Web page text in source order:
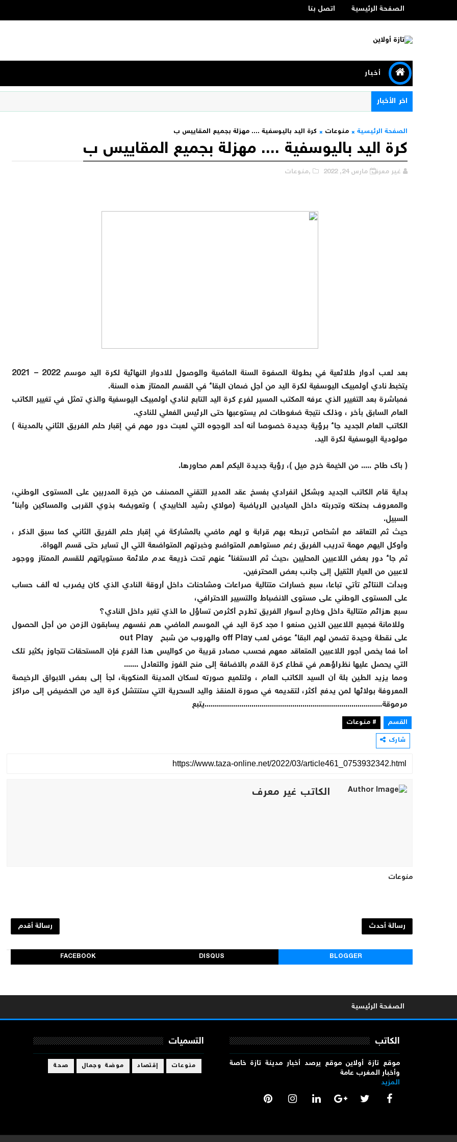
الصفحة الرئيسية اتصل بنا
أخبار
اخر الأخبار
الصفحة الرئيسية منوعات كرة اليد باليوسفية .... مهزلة بجميع المقاييس ب
كرة اليد باليوسفية .... مهزلة بجميع المقاييس ب
غير معرف مارس 24, 2022 ,منوعات
بعد لعب أدوار طلائعية في بطولة الصفوة السنة الماضية والوصول للادوار النهائية لكرة اليد موسم 2022 – 2021
يتخبط نادي أولمبيك اليوسفية لكرة اليد من أجل ضمان البقاء في القسم الممتاز هذه السنة.
فمباشرة بعد التغيير الذي عرفه المكتب المسير لفرع كرة اليد التابع لنادي أولمبيك اليوسفية والذي تمثل في تغيير الكاتب
العام السابق بأخر ، وذلك نتيجة ضغوطات لم يستوعبها حتى الرئيس الفعلي للنادي.
الكاتب العام الجديد جاء برؤية جديدة خصوصا أنه أحد الوجوه التي لعبت دور مهم في إقبار حلم الفريق الثاني بالمدينة )
مولودية اليوسفية لكرة اليد.
( باك طاح ..... من الخيمة خرج ميل )، رؤية جديدة اليكم أهم محاورها.
بداية قام الكاتب الجديد وبشكل انفرادي بفسخ عقد المدير التقني المصنف من خيرة المدربين على المستوى الوطني،
والمعروف بحنكته وتجربته داخل الميادين الرياضية (مولاي رشيد الخابيدي ) وتعويضه بذوي القربى والمساكين وأبناء
السبيل.
حيث ثم التعاقد مع أشخاص تربطه بهم قرابة و لهم ماضي بالمشاركة في إقبار حلم الفريق الثاني كما سبق الذكر ،
وأوكل اليهم مهمة تدريب الفريق رغم مستواهم المتواضع وخبرتهم المتواضعة التي ال تساير حتى قسم الهواة.
ثم جاء دور بعض اللاعبين المحليين ،حيث ثم الاستغناء عنهم تحت ذريعة عدم ملائمة مستوياتهم للقسم الممتاز ووجود
لاعبين من العيار الثقيل إلى جانب بعض المحترفين.
وبدأت النتائج تأتي تباعا، سبع خسارات متتالية صراعات ومشاحنات داخل أروقة النادي الذي كان يضرب له ألف حساب
على المستوى الوطني على مستوى الانضباط والتسيير الاحترافي،
سبع هزائم متتالية داخل وخارج أسوار الفريق تطرح أكثرمن تساؤل ما الذي تغير داخل النادي؟
وللامانة فجميع اللاعبين الذين صنعو ا مجد كرة اليد في الموسم الماضي هم نفسهم يسابقون الزمن من أجل الحصول
على نقطة وحيدة تضمن لهم البقاء عوض لعب off Play والهروب من شبح
out Play
أما فما يخص أجور اللاعبين المتعاقد معهم فحسب مصادر قريبة من كواليس هذا الفرع فإن المستحقات تتجاوز بكثير تلك
التي يحصل عليها نظراؤهم في قطاع كرة القدم بالاضافة إلى منح الفوز والتعادل .......
ومما يزيد الطين بلة أن السيد الكاتب العام ، ولتلميع صورته لسكان المدينة المنكوبة، لجأ إلى بعض الابواق الرخيصة
المعروفة بولائها لمن يدفع أكثر، لتقديمه في صورة المنقذ واليد السحرية التي ستنتشل كرة اليد من الحضيض إلى مراكز
مرموقة.......................................................................................يتبع
القسم
# منوعات
شارك
الكاتب غير معرف
منوعات
رسالة أحدث رسالة أقدم
BLOGGER
DISQUS
FACEBOOK
الصفحة الرئيسية
الكاتب
موقع تازة أولاين موقع يرصد أخبار مدينة تازة خاصة
وأخبار المغرب عامة
المزيد
التسميات
منوعات إقتصاد موضة وجمال صحة